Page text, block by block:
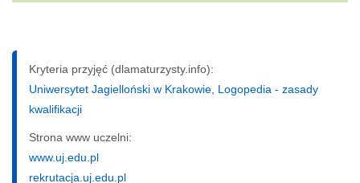
Kryteria przyjęć (dlamaturzysty.info):
Uniwersytet Jagielloński w Krakowie, Logopedia - zasady
kwalifikacji
Strona www uczelni:
www.uj.edu.pl
rekrutacja.uj.edu.pl